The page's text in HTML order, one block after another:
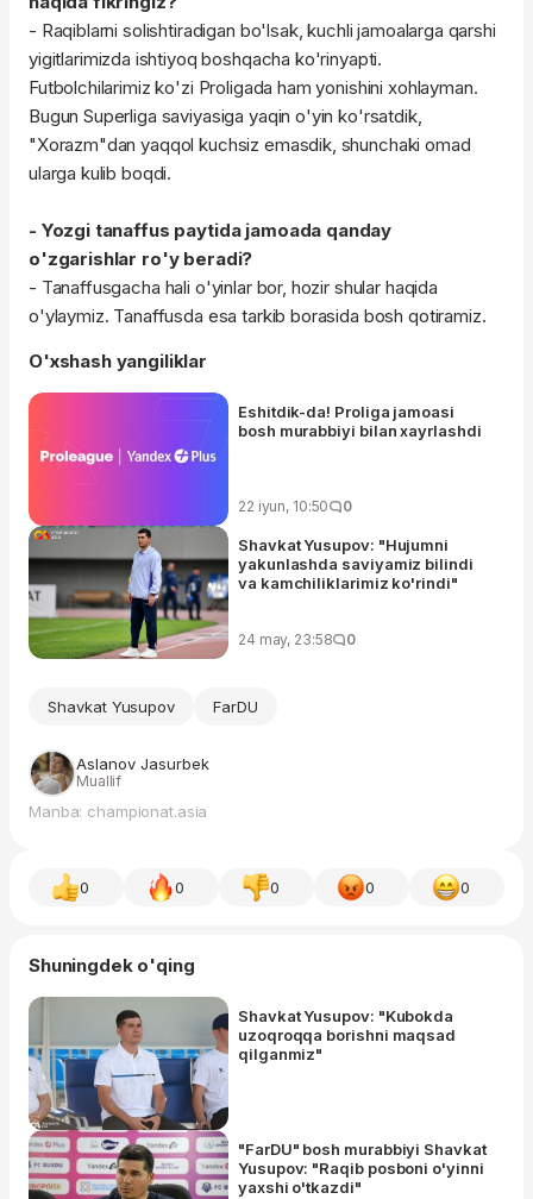
- Raqiblarni solishtiradigan bo'lsak, kuchli jamoalarga qarshi
yigitlarimizda ishtiyoq boshqacha ko'rinyapti.
Futbolchilarimiz ko'zi Proligada ham yonishini xohlayman.
Bugun Superliga saviyasiga yaqin o'yin ko'rsatdik,
"Xorazm"dan yaqqol kuchsiz emasdik, shunchaki omad
ularga kulib boqdi.
- Yozgi tanaffus paytida jamoada qanday
o'zgarishlar ro'y beradi?
- Tanaffusgacha hali o'yinlar bor, hozir shular haqida
o'ylaymiz. Tanaffusda esa tarkib borasida bosh qotiramiz.
O'xshash yangiliklar
Eshitdik-da! Proliga jamoasi
bosh murabbiyi bilan xayrlashdi
22 iyun, 10:50 0
Shavkat Yusupov: "Hujumni
yakunlashda saviyamiz bilindi
va kamchiliklarimiz ko'rindi"
24 may, 23:58 0
Shavkat Yusupov FarDU
Aslanov Jasurbek
Muallif
Manba: championat.asia
0 0 0 0 0
Shuningdek o'qing
Shavkat Yusupov: "Kubokda
uzoqroqqa borishni maqsad
qilganmiz"
"FarDU" bosh murabbiyi Shavkat
Yusupov: "Raqib posboni o'yinni
yaxshi o'tkazdi"